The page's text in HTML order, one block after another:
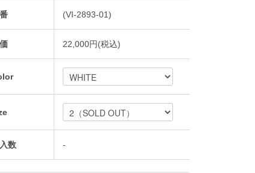
(VI-2893-01)
22,000円(税込)
数 -